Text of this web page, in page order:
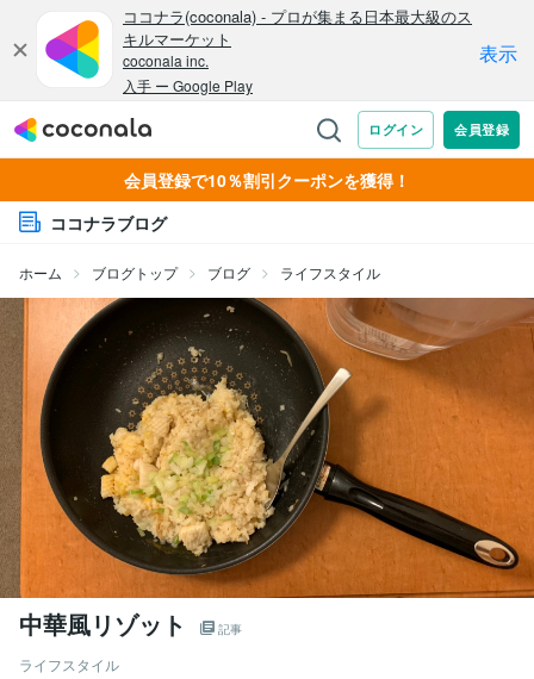
会員登録で10％割引クーポンを獲得！
ココナラブログ
ホーム ブログトップ ブログ ライフスタイル
中華風リゾット 記事
ライフスタイル